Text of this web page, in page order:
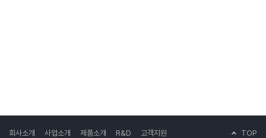
회사소개 사업소개 제품소개 R&D 고객지원 TOP